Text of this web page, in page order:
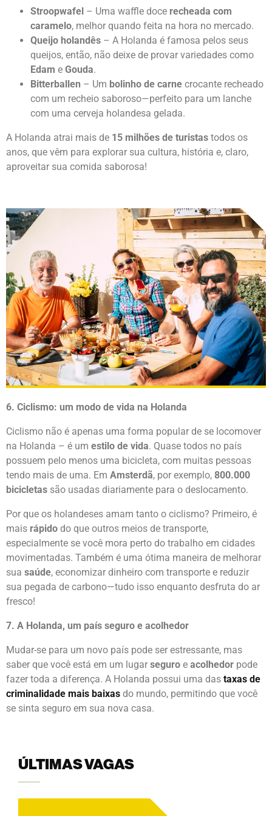
cebolas.
Stroopwafel– Uma waffle docerecheada com
caramelo, melhor quando feita na hora no mercado.
Queijo holandês– A Holanda é famosa pelos seus
queijos, então, não deixe de provar variedades como
EdameGouda .
Bitterballen– Umbolinho de carne crocante recheado
com um recheio saboroso—perfeito para um lanche
com uma cerveja holandesa gelada.
A Holanda atrai mais de15 milhões de turistastodos os
anos, que vêm para explorar sua cultura, história e, claro,
6. Ciclismo: um modo de vida na Holanda
Ciclismo não é apenas uma forma popular de se locomover
na Holanda – é umestilo de vida. Quase todos no país
possuem pelo menos uma bicicleta, com muitas pessoas
tendo mais de uma. EmAmsterdã , por exemplo,800.000
bicicletassão usadas diariamente para o deslocamento.
Por que os holandeses amam tanto o ciclismo? Primeiro, é
maisrápidodo que outros meios de transporte,
especialmente se você mora perto do trabalho em cidades
movimentadas. Também é uma ótima maneira de melhorar
sua saúde, economizar dinheiro com transporte e reduzir
sua pegada de carbono—tudo isso enquanto desfruta do ar
fresco!
7. A Holanda, um país seguro e acolhedor
Mudar-se para um novo país pode ser estressante, mas
saber que você está em um lugar seguro eacolhedorpode
fazer toda a diferença. A Holanda possui uma dastaxas de
criminalidade mais baixas do mundo, permitindo que você
ÚLTIMAS VAGAS